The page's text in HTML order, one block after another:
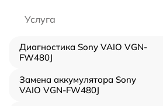
Услуга
Диагностика Sony VAIO VGN-
FW480J
Замена аккумулятора Sony
VAIO VGN-FW480J